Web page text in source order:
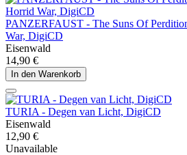
PANZERFAUST - The Suns Of
War, DigiCD
Eisenwald
14,90 €
In den Warenkorb
TURIA - Degen van Licht, DigiCD
Eisenwald
12,90 €
Unavailable